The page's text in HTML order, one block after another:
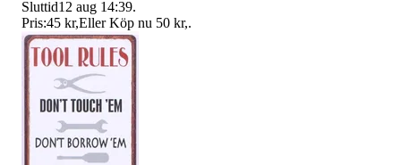
Sluttid12 aug 14:39.
Pris:45 kr,Eller Köp nu 50 kr,.